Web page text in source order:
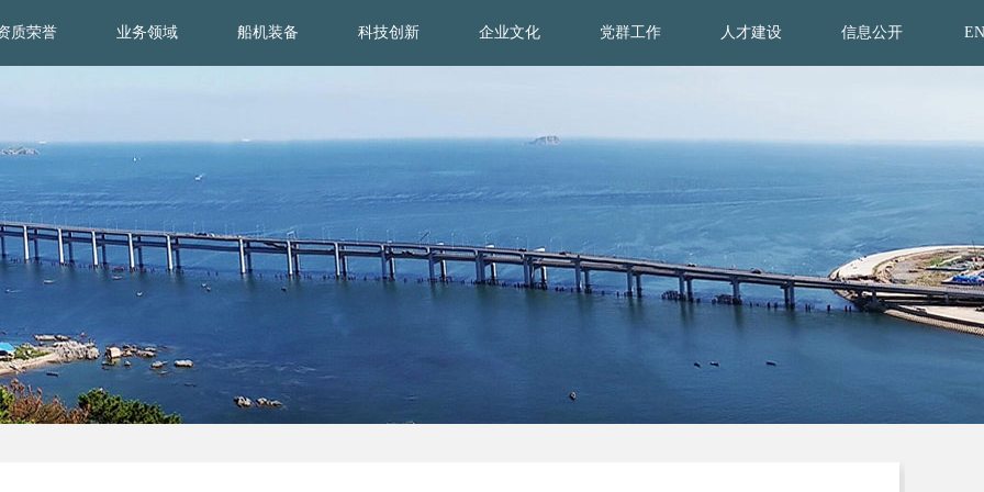
质荣誉 业务领域 船机装备 科技创新 企业文化 党群工作 人才建设 信息公开 EN